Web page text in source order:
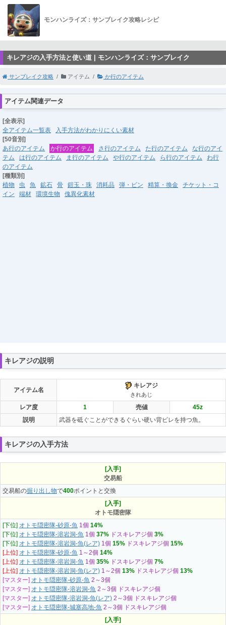
モンハンライズ：サンブレイク攻略レシピ
キレアジの入手方法と使い道 | モンハンライズ：サンブレイク
サンブレイク攻略 アイテム か行のアイテム
アイテム関連データ
[全表示]
全アイテム一覧表
入手方法がわかりにくい素材
[50音別]
あ行のアイテム
か行のアイテム さ行のアイテム た行のアイテム
な行のアイ
テム
は行のアイテム ま行のアイテム や行のアイテム ら行のアイテム
わ行
のアイテム
[種類別]
植物
虫 魚 鉱石 骨 鎧玉・珠 消耗品 弾・ビン 精算・換金
チケット・コ
イン
端材 環境生物 傀異化素材
キレアジの説明
アイテム名
キレアジ
きれあじ
レア度 1 売値 45z
説明
武器を砥ぐことができるぐらい硬い背ビレを持つ魚。
キレアジの入手方法
[入手]
交易船
交易船の掘り出し物で400ポイントと交換
[入手]
オトモ隠密隊
[下位] オトモ隠密隊-砂原-魚 1個 14%
[下位] オトモ隠密隊-溶岩洞-魚 1個 37% ドスキレアジ個 3%
[下位] オトモ隠密隊-溶岩洞-魚(レア) 1個 15% ドスキレアジ個 15%
[上位] オトモ隠密隊-砂原-魚 1～2個 14%
[上位] オトモ隠密隊-溶岩洞-魚 1個 35% ドスキレアジ個 7%
[上位] オトモ隠密隊-溶岩洞-魚(レア) 1～2個 13% ドスキレアジ個 13%
[マスター] オトモ隠密隊-砂原-魚 2～3個
[マスター] オトモ隠密隊-溶岩洞-魚 2～3個 ドスキレアジ個
[マスター] オトモ隠密隊-溶岩洞-魚(レア) 2～3個 ドスキレアジ個
[マスター] オトモ隠密隊-城塞高地-魚 2～3個 ドスキレアジ個
[入手]